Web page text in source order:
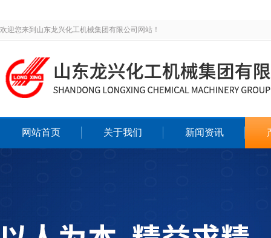
欢迎您来到山东龙兴化工机械集团有限公司网站！
网站首页 关于我们 新闻资讯